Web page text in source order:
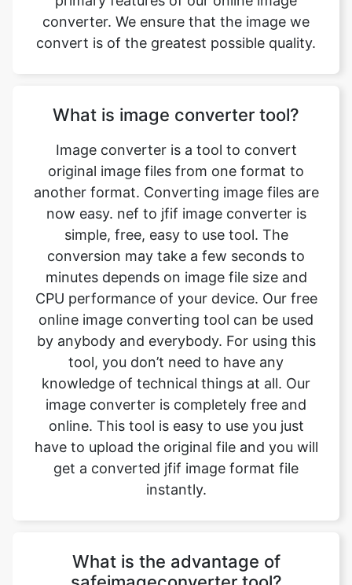
What is image converter tool?
original image files from one format to
another format. Converting image files are
now easy. nef to jfif image converter is
simple, free, easy to use tool. The
conversion may take a few seconds to
minutes depends on image file size and
CPU performance of your device. Our free
online image converting tool can be used
by anybody and everybody. For using this
tool, you don’t need to have any
knowledge of technical things at all. Our
image converter is completely free and
online. This tool is easy to use you just
have to upload the original file and you will
get a converted jfif image format file
instantly.
What is the advantage of
- There are many benefits of using this
image converter tool